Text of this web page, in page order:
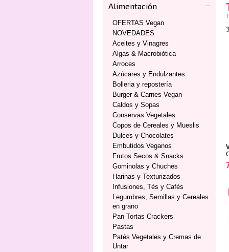
Alimentación
OFERTAS Vegan
NOVEDADES
Aceites y Vinagres
Algas & Macrobiótica
Arroces
Azúcares y Endulzantes
Bolleria y repostería
Burger & Carnes Vegan
Caldos y Sopas
Conservas Vegetales
Copos de Cereales y Mueslis
Dulces y Chocolates
Embutidos Veganos
Frutos Secos & Snacks
Gominolas y Chuches
Harinas y Texturizados
Infusiones, Tés y Cafés
Legumbres, Semillas y Cereales
en grano
Pan Tortas Crackers
Pastas
Patés Vegetales y Cremas de
Untar